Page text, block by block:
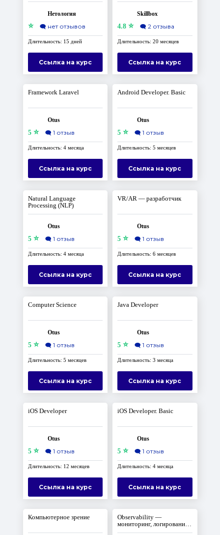
Нетология
⭐ 🗨️ нет отзывов
Длительность: 15 дней
Ссылка на курс
Skillbox
4.8 ⭐ 🗨️ 2 отзыва
Длительность: 20 месяцев
Ссылка на курс
Framework Laravel
Otus
5⭐ 🗨️ 1 отзыв
Длительность: 4 месяца
Ссылка на курс
Android Developer. Basic
Otus
5 ⭐ 🗨️ 1 отзыв
Длительность: 5 месяцев
Ссылка на курс
Natural Language
Processing (NLP)
Otus
5⭐ 🗨️ 1 отзыв
Длительность: 4 месяца
Ссылка на курс
VR/AR — разработчик
Otus
5 ⭐ 🗨️ 1 отзыв
Длительность: 6 месяцев
Ссылка на курс
Computer Science
Otus
5⭐ 🗨️ 1 отзыв
Длительность: 5 месяцев
Ссылка на курс
Java Developer
Otus
5 ⭐ 🗨️ 1 отзыв
Длительность: 3 месяца
Ссылка на курс
iOS Developer
Otus
5⭐ 🗨️ 1 отзыв
Длительность: 12 месяцев
Ссылка на курс
iOS Developer. Basic
Otus
5 ⭐ 🗨️ 1 отзыв
Длительность: 4 месяца
Ссылка на курс
Компьютерное зрение
Observability —
мониторинг, логирование,
трейсинг